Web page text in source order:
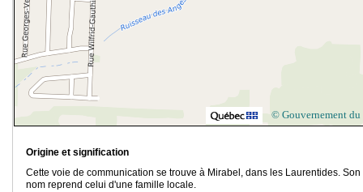
© Gouvernement du
Origine et signification
Cette voie de communication se trouve à Mirabel, dans les Laurentides. Son
nom reprend celui d'une famille locale.